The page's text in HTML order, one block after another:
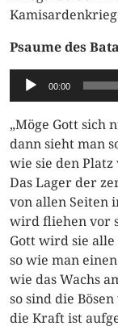
Psaume des
Audio-
Player
00:00
„Möge Gott sich
dann sieht man
wie sie den Platz
Das Lager der
von allen Seiten
wird fliehen vor
Gott wird sie
so wie man
wie das Wachs
so sind die
die Kraft ist